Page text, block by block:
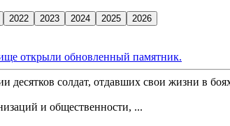
открыли обновленный памятник.
десятков солдат, отдавших свои жизни в
и общественности, ...